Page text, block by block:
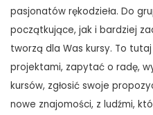
pasjonatów rękodzieła. Do
początkujące, jak i bardziej
tworzą dla Was kursy. To
projektami, zapytać o radę,
kursów, zgłosić swoje
nowe znajomości, z ludźmi,